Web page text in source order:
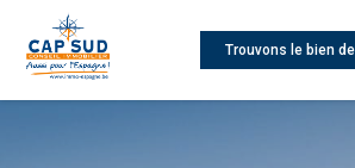
Trouvons le bien